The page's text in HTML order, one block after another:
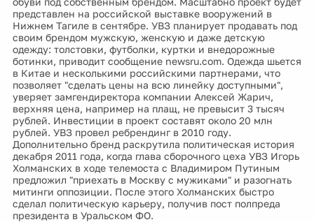
представлен на российской выставке вооружений в
Нижнем Тагиле в сентябре. УВЗ планирует продавать под
своим брендом мужскую, женскую и даже детскую
одежду: толстовки, футболки, куртки и внедорожные
ботинки, приводит сообщение newsru.com. Одежда шьется
в Китае и несколькими российскими партнерами, что
позволяет "сделать цены на всю линейку доступными",
уверяет замгендиректора компании Алексей Жарич,
верхняя цена, например на плащ, не превысит 3 тысяч
рублей. Инвестиции в проект составят около 20 млн
рублей. УВЗ провел ребрендинг в 2010 году.
Дополнительно бренд раскрутила политическая история
декабря 2011 года, когда глава сборочного цеха УВЗ Игорь
Холманских в ходе телемоста с Владимиром Путиным
предложил "приехать в Москву с мужиками" и разогнать
митинги оппозиции. После этого Холманских быстро
сделал политическую карьеру, получив пост полпреда
президента в Уральском ФО.